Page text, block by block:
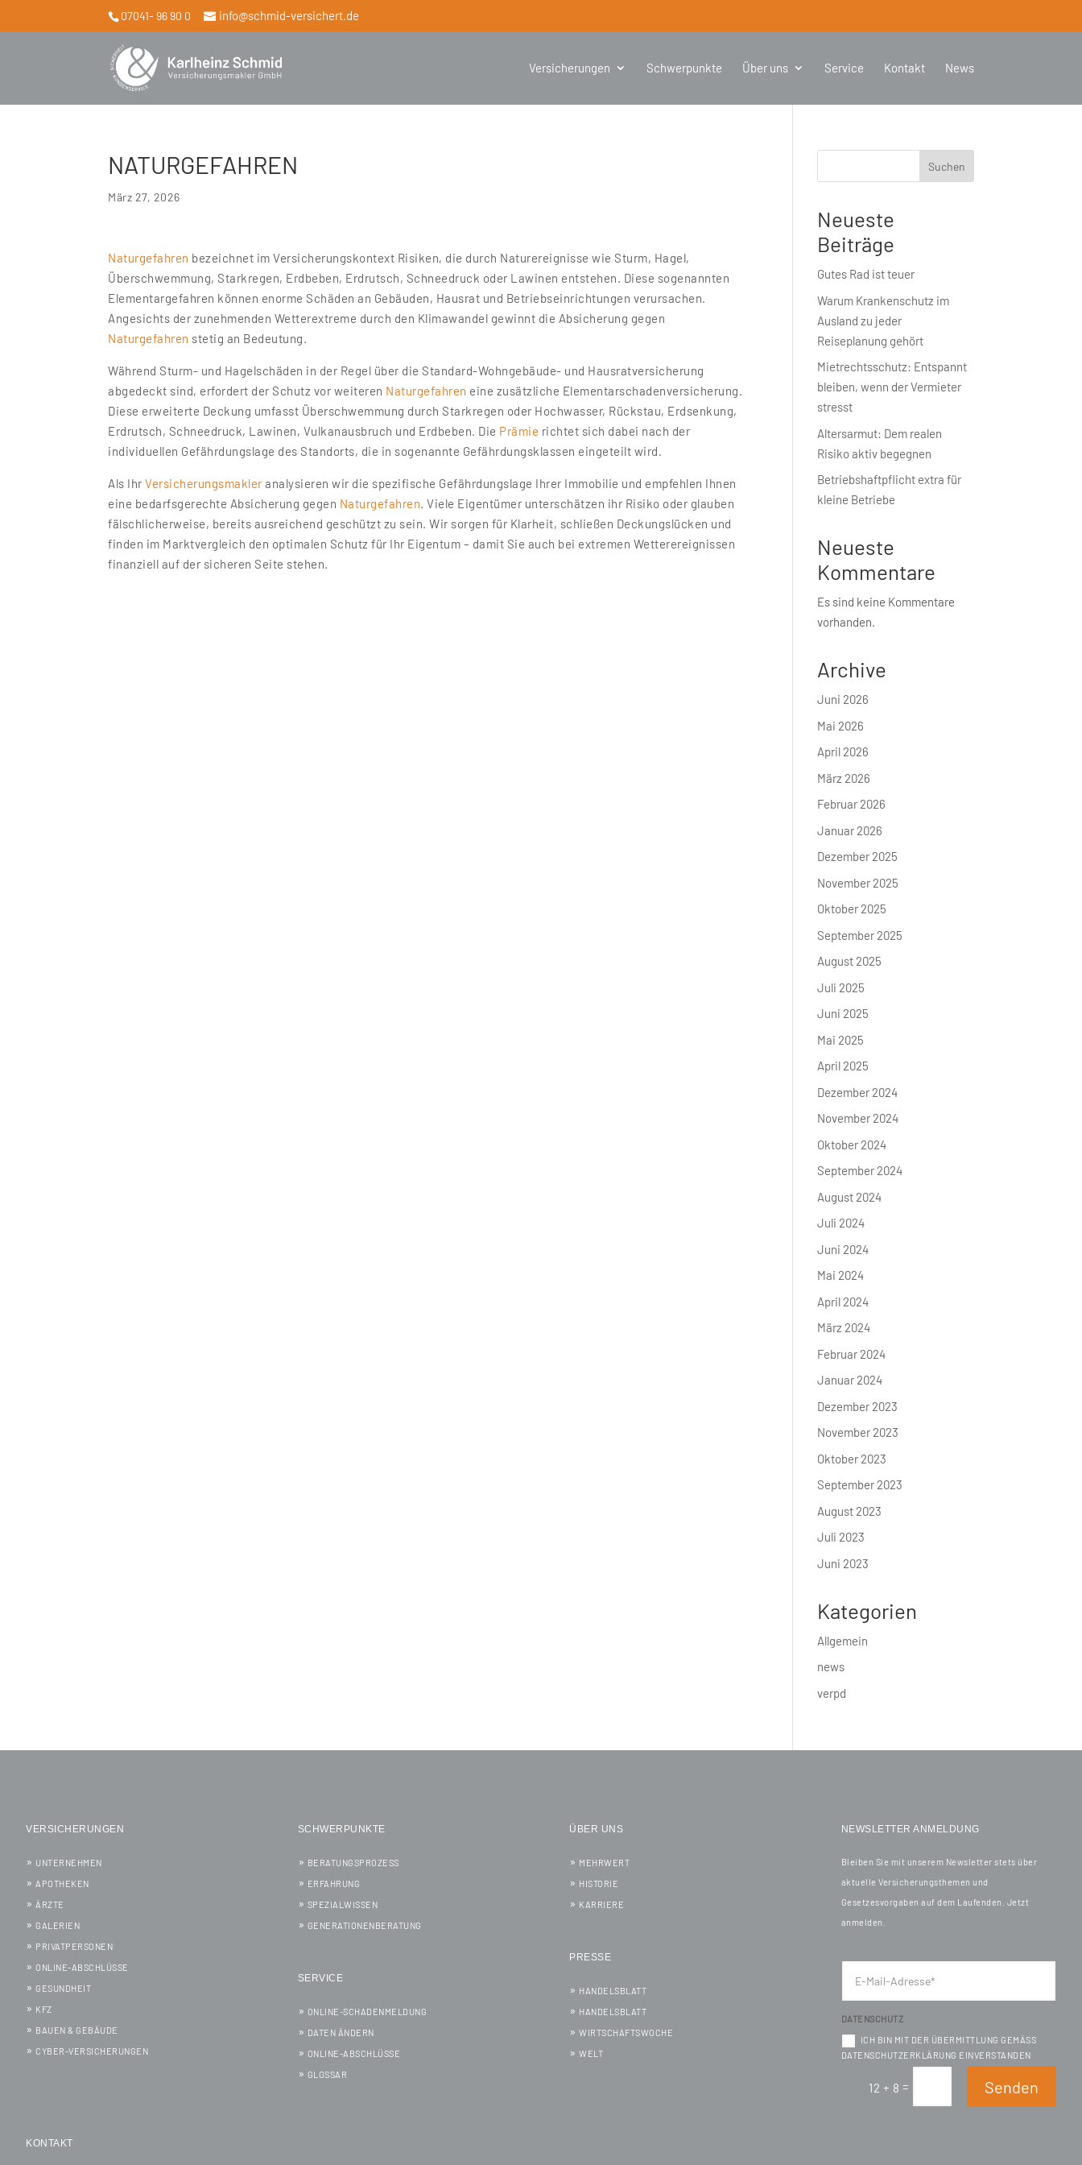
07041- 96 90 0 info@schmid-versichert.de
Versicherungen Schwerpunkte Über uns Service Kontakt News
NATURGEFAHREN
März 27, 2026
Naturgefahren bezeichnet im Versicherungskontext Risiken, die durch Naturereignisse wie Sturm, Hagel,
Überschwemmung, Starkregen, Erdbeben, Erdrutsch, Schneedruck oder Lawinen entstehen. Diese sogenannten
Elementargefahren können enorme Schäden an Gebäuden, Hausrat und Betriebseinrichtungen verursachen.
Angesichts der zunehmenden Wetterextreme durch den Klimawandel gewinnt die Absicherung gegen
Naturgefahren stetig an Bedeutung.
Während Sturm- und Hagelschäden in der Regel über die Standard-Wohngebäude- und Hausratversicherung
abgedeckt sind, erfordert der Schutz vor weiteren Naturgefahren eine zusätzliche Elementarschadenversicherung.
Diese erweiterte Deckung umfasst Überschwemmung durch Starkregen oder Hochwasser, Rückstau, Erdsenkung,
Erdrutsch, Schneedruck, Lawinen, Vulkanausbruch und Erdbeben. Die Prämie richtet sich dabei nach der
individuellen Gefährdungslage des Standorts, die in sogenannte Gefährdungsklassen eingeteilt wird.
Als IhrVersicherungsmakleranalysieren wir die spezifische Gefährdungslage Ihrer Immobilie und empfehlen Ihnen
eine bedarfsgerechte Absicherung gegen Naturgefahren. Viele Eigentümer unterschätzen ihr Risiko oder glauben
fälschlicherweise, bereits ausreichend geschützt zu sein. Wir sorgen für Klarheit, schließen Deckungslücken und
finden im Marktvergleich den optimalen Schutz für Ihr Eigentum – damit Sie auch bei extremen Wetterereignissen
finanziell auf der sicheren Seite stehen.
Suchen
Neueste
Beiträge
Gutes Rad ist teuer
Warum Krankenschutz im
Ausland zu jeder
Reiseplanung gehört
Mietrechtsschutz: Entspannt
bleiben, wenn der Vermieter
stresst
Altersarmut: Dem realen
Risiko aktiv begegnen
Betriebshaft­pflicht extra für
kleine Betriebe
Neueste
Kommentare
Es sind keine Kommentare
vorhanden.
Archive
Juni 2026
Mai 2026
April 2026
März 2026
Februar 2026
Januar 2026
Dezember 2025
November 2025
Oktober 2025
September 2025
August 2025
Juli 2025
Juni 2025
Mai 2025
April 2025
Dezember 2024
November 2024
Oktober 2024
September 2024
August 2024
Juli 2024
Juni 2024
Mai 2024
April 2024
März 2024
Februar 2024
Januar 2024
Dezember 2023
November 2023
Oktober 2023
September 2023
August 2023
Juli 2023
Juni 2023
Kategorien
Allgemein
news
verpd
VERSICHERUNGEN
UNTERNEHMEN
APOTHEKEN
ÄRZTE
GALERIEN
PRIVATPERSONEN
ONLINE-ABSCHLÜSSE
GESUNDHEIT
KFZ
BAUEN & GEBÄUDE
CYBER-VERSICHERUNGEN
SCHWERPUNKTE
BERATUNGSPROZESS
ERFAHRUNG
SPEZIALWISSEN
GENERATIONENBERATUNG
SERVICE
ONLINE-SCHADENMELDUNG
DATEN ÄNDERN
ONLINE-ABSCHLÜSSE
GLOSSAR
ÜBER UNS
MEHRWERT
HISTORIE
KARRIERE
PRESSE
HANDELSBLATT
HANDELSBLATT
WIRTSCHAFTSWOCHE
WELT
NEWSLETTER ANMELDUNG
Bleiben Sie mit unserem Newsletter stets über
aktuelle Versicherungsthemen und
Gesetzesvorgaben auf dem Laufenden. Jetzt
anmelden.
DATENSCHUTZ
ICH BIN MIT DER ÜBERMITTLUNG GEMÄSS D
ATENSCHUTZERKLÄRUNG EINVERSTANDEN
12 + 8 = Senden
KONTAKT